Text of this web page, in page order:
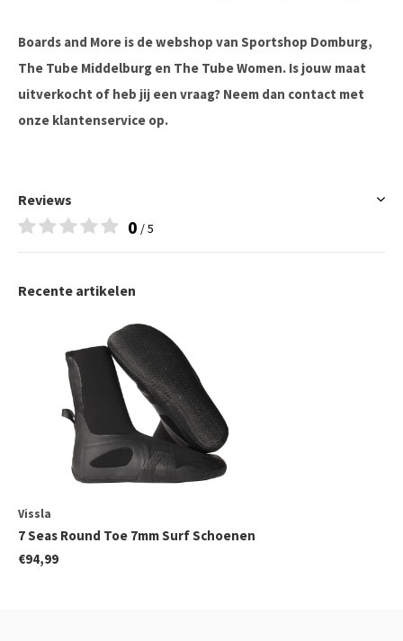
Boards and More is de webshop van Sportshop Domburg,
The Tube Middelburg en The Tube Women. Is jouw maat
uitverkocht of heb jij een vraag? Neem dan contact met
onze klantenservice op.
Reviews
0 / 5
Recente artikelen
Vissla
7 Seas Round Toe 7mm Surf Schoenen
€94,99